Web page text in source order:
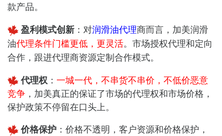
款产品。
盈利模式创新 ： 对润滑油代理商而言，加美润滑
油代理条件门槛更低，更灵活。市场授权代理和定向
合作，跟进代理商资源定制合作模式。
代理权 ： 一城一代，不串货不串价，不低价恶意
竞争 ，加美真正的保证了市场的代理权和市场价格，
保护政策不停留在口头上。
价格保护 ： 价格不透明，客户资源和价格保护，